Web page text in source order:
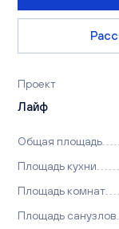
Проект
Лайф
Общая площадь
Площадь кухни
Площадь комнат
Площадь санузлов